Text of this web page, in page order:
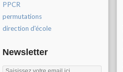
PPCR
permutations
direction d'école
Newsletter